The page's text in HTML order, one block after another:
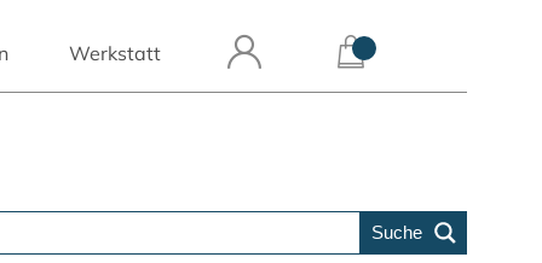
Werkstatt
Suche